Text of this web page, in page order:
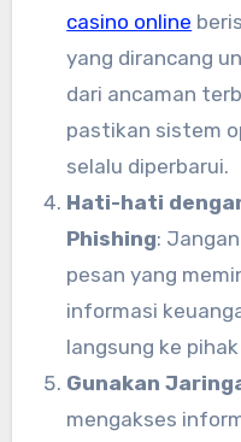
casino online
yang dirancang
dari ancaman
pastikan sistem
selalu diperbarui.
Hati-hati
Phishing:
pesan yang
informasi
langsung ke
Gunakan
mengakses